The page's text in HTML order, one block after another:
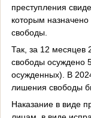
преступления
которым
свободы.
Так, за 12 месяцев
свободы осуждено
осужденных). В
лишения свободы
Наказание в виде